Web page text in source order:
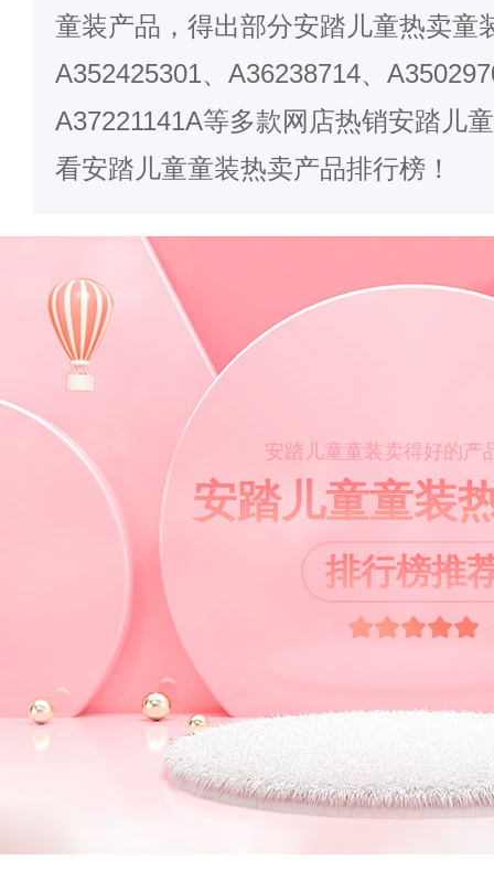
童装产品，得出部分安踏儿童热卖童
A352425301、A36238714、
A37221141A等多款网店热销安踏儿
看安踏儿童童装热卖产品排行榜！
安踏儿童童装卖得好的产
安踏儿童童装
排行榜推